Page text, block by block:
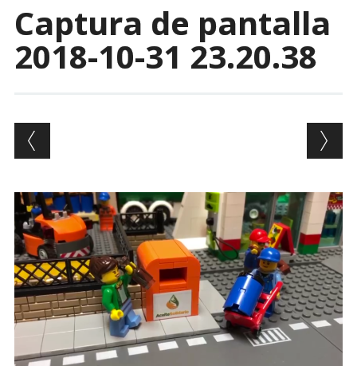
Captura de pantalla
2018-10-31 23.20.38